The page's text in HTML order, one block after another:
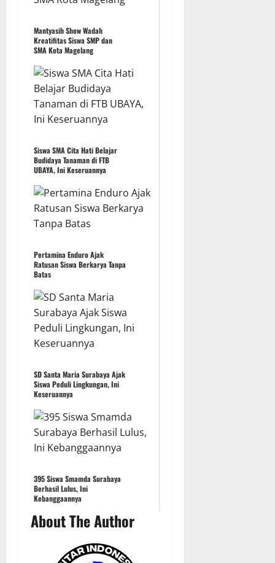
Mantyasih Show Wadah
Kreatifitas Siswa SMP dan
SMA Kota Magelang
Siswa SMA Cita Hati Belajar
Budidaya Tanaman di FTB
UBAYA, Ini Keseruannya
Pertamina Enduro Ajak
Ratusan Siswa Berkarya Tanpa
Batas
SD Santa Maria Surabaya Ajak
Siswa Peduli Lingkungan, Ini
Keseruannya
395 Siswa Smamda Surabaya
Berhasil Lulus, Ini
Kebanggaannya
About The Author